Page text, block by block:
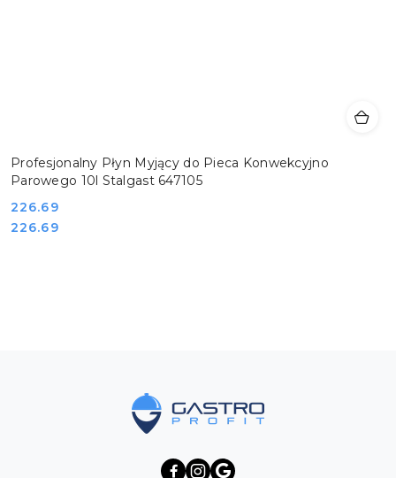
Profesjonalny Płyn Myjący do Pieca Konwekcyjno
Parowego 10l Stalgast 647105
Cena:
226.69
Cena:
226.69